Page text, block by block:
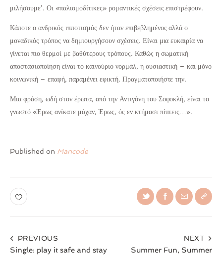
μιλήσουμε’. Οι «παλιομοδίτικες» ρομαντικές σχέσεις επιστρέφουν.
Κάποτε ο ανδρικός ιπποτισμός δεν ήταν επιβεβλημένος αλλά ο
μοναδικός τρόπος να δημιουργήσουν σχέσεις. Είναι μια ευκαιρία να
γίνεται πιο θερμοί με βαθύτερους τρόπους. Καθώς η σωματική
αποστασιοποίηση είναι το καινούριο νορμάλ, η ουσιαστική – και μόνο
κοινωνική – επαφή, παραμένει εφικτή. Πραγματοποιήστε την.
Μια φράση, ωδή στον έρωτα, από την Αντιγόνη του Σοφοκλή, είναι το
γνωστό «Έρως ανίκατε μάχαν, Έρως, ός εν κτήμασι πίπτεις…».
Published on Mancode
PREVIOUS
Single: play it safe and stay
NEXT
Summer Fun, Summer